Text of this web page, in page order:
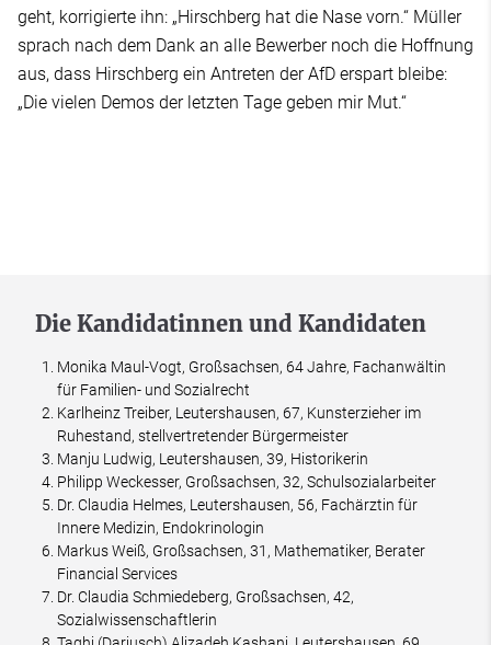
geht, korrigierte ihn: „Hirschberg hat die Nase vorn.“ Müller
sprach nach dem Dank an alle Bewerber noch die Hoffnung
aus, dass Hirschberg ein Antreten der AfD erspart bleibe:
„Die vielen Demos der letzten Tage geben mir Mut.“
Die Kandidatinnen und Kandidaten
Monika Maul-Vogt, Großsachsen, 64 Jahre, Fachanwältin
für Familien- und Sozialrecht
Karlheinz Treiber, Leutershausen, 67, Kunsterzieher im
Ruhestand, stellvertretender Bürgermeister
Manju Ludwig, Leutershausen, 39, Historikerin
Philipp Weckesser, Großsachsen, 32, Schulsozialarbeiter
Dr. Claudia Helmes, Leutershausen, 56, Fachärztin für
Innere Medizin, Endokrinologin
Markus Weiß, Großsachsen, 31, Mathematiker, Berater
Financial Services
Dr. Claudia Schmiedeberg, Großsachsen, 42,
Sozialwissenschaftlerin